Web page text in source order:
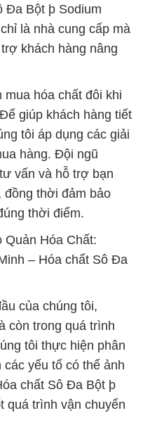
Đa Bột þ Sodium
là nhà cung cấp mà
khách hàng nâng
mua hóa chất đôi khi
giúp khách hàng tiết
tôi áp dụng các giải
hàng. Đội ngũ
vấn và hỗ trợ bạn
thời đảm bảo
thời điểm.
Quản Hóa Chất:
– Hóa chất Sô Đa
của chúng tôi,
còn trong quá trình
tôi thực hiện phân
yếu tố có thể ảnh
chất Sô Đa Bột þ
quá trình vận chuyển